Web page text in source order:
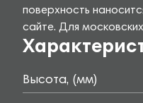
поверхность
сайте. Для
Высота, (мм)